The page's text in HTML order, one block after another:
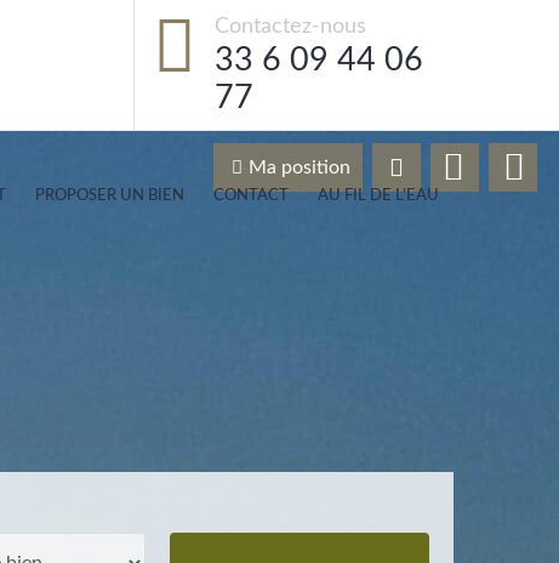
Contactez-nous
33 6 09 44 06
77
PROPOSER UN BIEN CONTACT AU FIL DE L’EAU
Ma position